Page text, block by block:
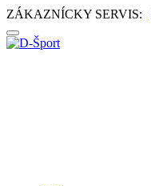
ZÁKAZNÍCKY SERVIS: